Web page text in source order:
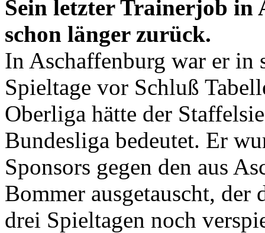
Sein letzter Trainerjob in
schon länger zurück.
In Aschaffenburg war er in
Spieltage vor Schluß
Oberliga hätte der
Bundesliga bedeutet. Er
Sponsors gegen den aus
Bommer ausgetauscht,
drei Spieltagen noch